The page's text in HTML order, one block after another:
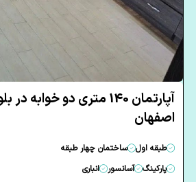
آپارتمان 140 متری دو خوابه
اصفهان
طبقه اول
ساختمان چهار طبقه
پارکینگ
آسانسور انباری